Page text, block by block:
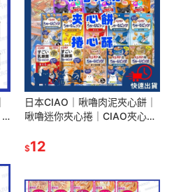
日本CIAO｜啾嚕肉泥夾心餅｜
啾嚕迷你夾心捲｜CIAO夾心餅
肉泥｜翔帥寵物生活館
$12